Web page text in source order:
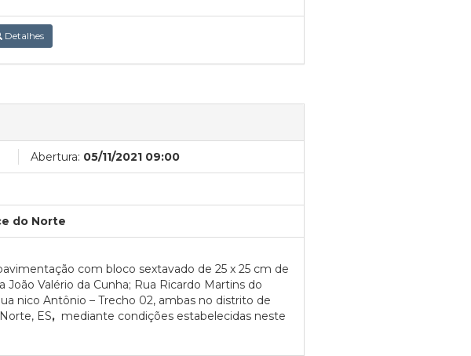
Detalhes
Abertura: 05/11/2021 09:00
do Norte
com bloco sextavado de 25 x 25 cm de
João Valério da Cunha; Rua Ricardo Martins do
nico Antônio – Trecho 02, ambas no distrito de
ES, mediante condições estabelecidas neste